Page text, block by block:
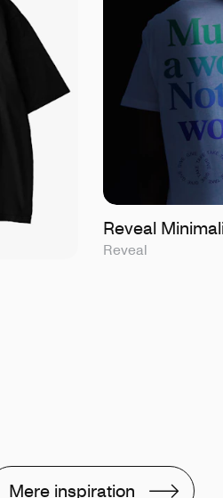
Reveal
Reveal
Mere inspiration